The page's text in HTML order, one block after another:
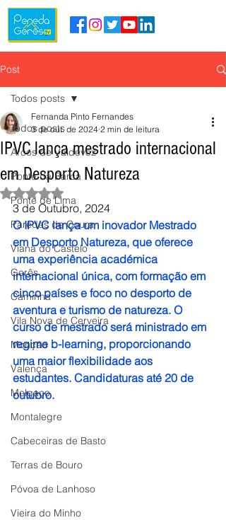
Post
Todos posts
Arcos de Valdevez
Ponte da Barca
Ponte de Lima
Paredes de Coura
Viana do Castelo
Gerês
Caminha
Vila Nova de Cerveira
Monção
Valença
Melgaço
Montalegre
Cabeceiras de Basto
Terras de Bouro
Póvoa de Lanhoso
Vieira do Minho
Todos posts
IPVC lança mestrado internacional
em Desporto Natureza
Fernanda Pinto Fernandes
3 de out. de 2024 2 min de leitura
Avaliado com NaN de 5 estrelas.
3 de Outubro, 2024
O IPVC lança um inovador Mestrado
em Desporto Natureza, que oferece
uma experiência académica
internacional única, com formação em
cinco países e foco no desporto de
aventura e turismo de natureza. O
curso de mestrado será ministrado em
regime b-learning, proporcionando
uma maior flexibilidade aos
estudantes. Candidaturas até 20 de
outubro.